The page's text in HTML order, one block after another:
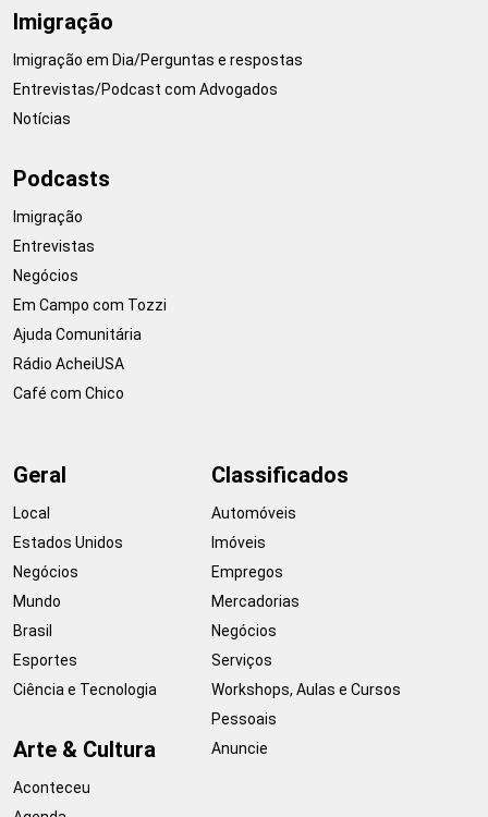
Imigração
Imigração em Dia/Perguntas e respostas
Entrevistas/Podcast com Advogados
Notícias
Podcasts
Imigração
Entrevistas
Negócios
Em Campo com Tozzi
Ajuda Comunitária
Rádio AcheiUSA
Café com Chico
Geral
Local
Estados Unidos
Negócios
Mundo
Brasil
Esportes
Ciência e Tecnologia
Arte & Cultura
Aconteceu
Classificados
Automóveis
Imóveis
Empregos
Mercadorias
Negócios
Serviços
Workshops, Aulas e Cursos
Pessoais
Anuncie